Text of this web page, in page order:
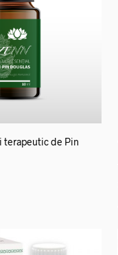
terapeutic de Pin